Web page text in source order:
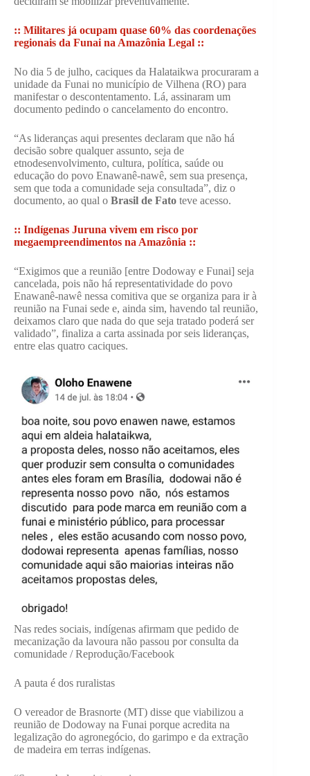
:: Militares já ocupam quase 60% das coordenações
regionais da Funai na Amazônia Legal ::
No dia 5 de julho, caciques da Halataikwa procuraram a
unidade da Funai no município de Vilhena (RO) para
manifestar o descontentamento. Lá, assinaram um
documento pedindo o cancelamento do encontro.
“As lideranças aqui presentes declaram que não há
decisão sobre qualquer assunto, seja de
etnodesenvolvimento, cultura, política, saúde ou
educação do povo Enawanê-nawê, sem sua presença,
sem que toda a comunidade seja consultada”, diz o
documento, ao qual o Brasil de Fato teve acesso.
:: Indígenas Juruna vivem em risco por
megaempreendimentos na Amazônia ::
“Exigimos que a reunião [entre Dodoway e Funai] seja
cancelada, pois não há representatividade do povo
Enawanê-nawê nessa comitiva que se organiza para ir à
reunião na Funai sede e, ainda sim, havendo tal reunião,
deixamos claro que nada do que seja tratado poderá ser
validado”, finaliza a carta assinada por seis lideranças,
entre elas quatro caciques.
Nas redes sociais, indígenas afirmam que pedido de
mecanização da lavoura não passou por consulta da
comunidade / Reprodução/Facebook
A pauta é dos ruralistas
O vereador de Brasnorte (MT) disse que viabilizou a
reunião de Dodoway na Funai porque acredita na
legalização do agronegócio, do garimpo e da extração
de madeira em terras indígenas.